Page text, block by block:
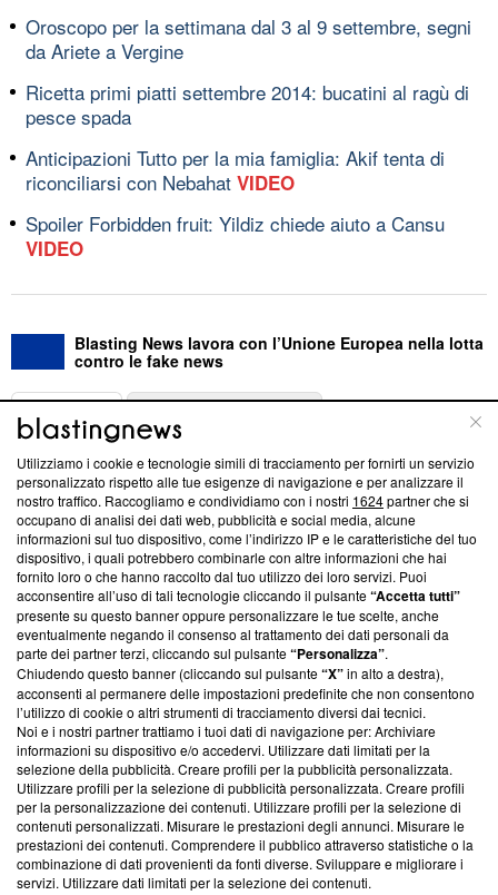
Oroscopo per la settimana dal 3 al 9 settembre, segni
da Ariete a Vergine
Ricetta primi piatti settembre 2014: bucatini al ragù di
pesce spada
Anticipazioni Tutto per la mia famiglia: Akif tenta di
riconciliarsi con Nebahat VIDEO
Spoiler Forbidden fruit: Yildiz chiede aiuto a Cansu
VIDEO
Blasting News lavora con l’Unione Europea nella lotta
contro le fake news
ABOUT
Questa sezione offre informazioni trasparenti su Blasting
News, sui nostri processi editoriali e su come ci impegniamo a
creare news di qualità. Inoltre, afferma la nostra aderenza a
‘Trust Project - News with Integrity’Blasting News non è
ancora membro del programma, ma ha richiesto di farne
parte; Trust Project non ha ancora effettuato una verifica di
conformità agli standard.
Su di noi
Team editoriale
Corporate
Redazione
Informativa Privacy
Cookie Policy
Utilizziamo i cookie e tecnologie simili di tracciamento per fornirti un servizio
personalizzato rispetto alle tue esigenze di navigazione e per analizzare il
nostro traffico. Raccogliamo e condividiamo con i nostri 1624partner che si
occupano di analisi dei dati web, pubblicità e social media, alcune
informazioni sul tuo dispositivo, come l’indirizzo IP e le caratteristiche del tuo
dispositivo, i quali potrebbero combinarle con altre informazioni che hai
fornito loro o che hanno raccolto dal tuo utilizzo dei loro servizi. Puoi
acconsentire all’uso di tali tecnologie cliccando il pulsante“Accetta tutti”
presente su questo banner oppure personalizzare le tue scelte, anche
eventualmente negando il consenso al trattamento dei dati personali da
parte dei partner terzi, cliccando sul pulsante“Personalizza”.
Chiudendo questo banner (cliccando sul pulsante“X”in alto a destra),
acconsenti al permanere delle impostazioni predefinite che non consentono
l’utilizzo di cookie o altri strumenti di tracciamento diversi dai tecnici.
Noi e i nostri partner trattiamo i tuoi dati di navigazione per: Archiviare
informazioni su dispositivo e/o accedervi. Utilizzare dati limitati per la
selezione della pubblicità. Creare profili per la pubblicità personalizzata.
Utilizzare profili per la selezione di pubblicità personalizzata. Creare profili
per la personalizzazione dei contenuti. Utilizzare profili per la selezione di
contenuti personalizzati. Misurare le prestazioni degli annunci. Misurare le
prestazioni dei contenuti. Comprendere il pubblico attraverso statistiche o la
combinazione di dati provenienti da fonti diverse. Sviluppare e migliorare i
servizi. Utilizzare dati limitati per la selezione dei contenuti.